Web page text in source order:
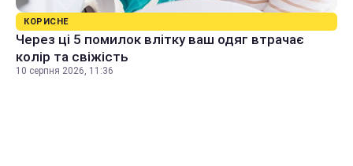
КОРИСНЕ
Через ці 5 помилок влітку ваш одяг втрачає
колір та свіжість
10 серпня 2026, 11:36